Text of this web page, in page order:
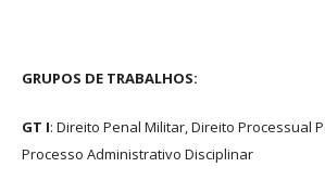
GRUPOS DE TRABALHOS:
GT I: Direito Penal Militar, Direito Processual
Processo Administrativo Disciplinar